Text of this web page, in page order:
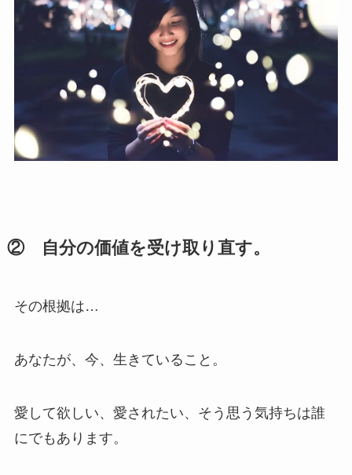
② 自分の価値を受け取り直す。
その根拠は…
あなたが、今、生きていること。
愛して欲しい、愛されたい、そう思う気持ちは誰
にでもあります。